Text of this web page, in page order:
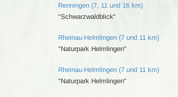
Renningen (7, 11 und 16 km)
"Schwarzwaldblick"
Rheinau-Helmlingen (7 und 11 km)
"Naturpark Helmlingen"
Rheinau-Helmlingen (7 und 11 km)
"Naturpark Helmlingen"